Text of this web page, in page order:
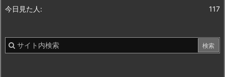
117
今日見た人: